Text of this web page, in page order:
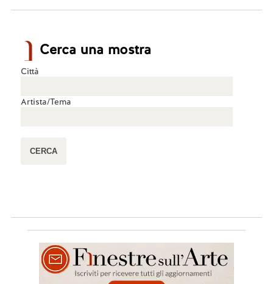
Cerca una mostra
Città
Artista/Tema